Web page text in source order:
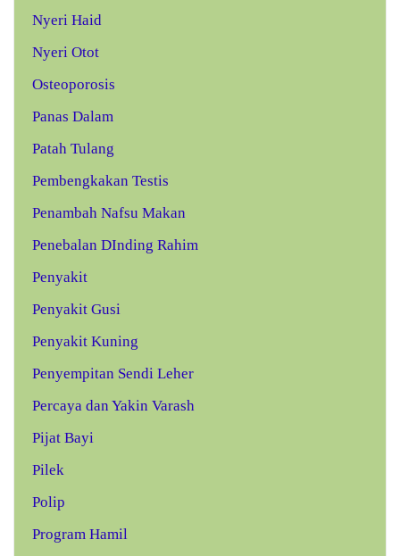
Nyeri Haid
Nyeri Otot
Osteoporosis
Panas Dalam
Patah Tulang
Pembengkakan Testis
Penambah Nafsu Makan
Penebalan DInding Rahim
Penyakit
Penyakit Gusi
Penyakit Kuning
Penyempitan Sendi Leher
Percaya dan Yakin Varash
Pijat Bayi
Pilek
Polip
Program Hamil